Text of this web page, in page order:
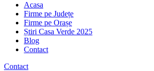
Acasa
Firme pe Județe
Firme pe Orașe
Știri Casa Verde 2025
Blog
Contact
Contact